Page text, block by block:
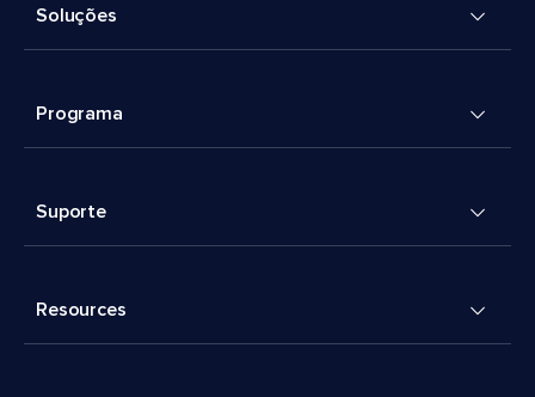
Soluções
Programa
Suporte
Resources